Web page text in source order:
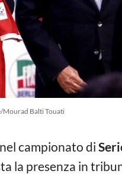
Mourad Balti Touati
campionato di
la presenza in